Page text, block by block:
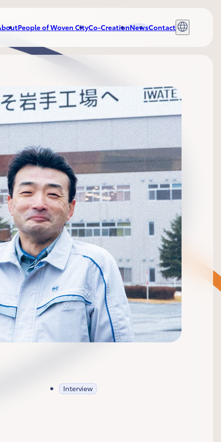
People of Woven CityCo-CreationNewsContact
Interview